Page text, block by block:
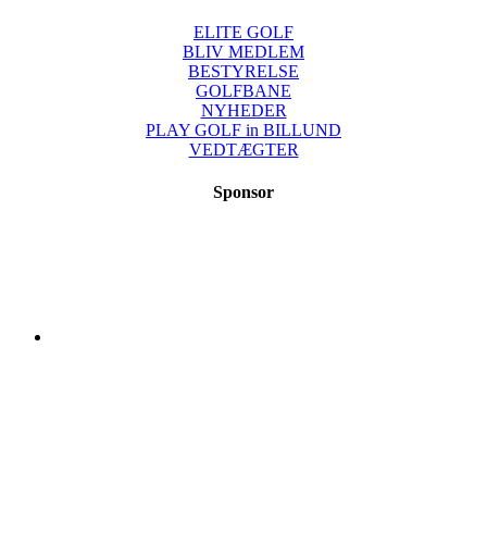
ELITE GOLF
BLIV MEDLEM
BESTYRELSE
GOLFBANE
NYHEDER
PLAY GOLF in BILLUND
VEDTÆGTER
Sponsor